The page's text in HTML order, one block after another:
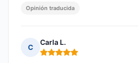
Opinión traducida
C
Carla L.
Nota: 5 de 5